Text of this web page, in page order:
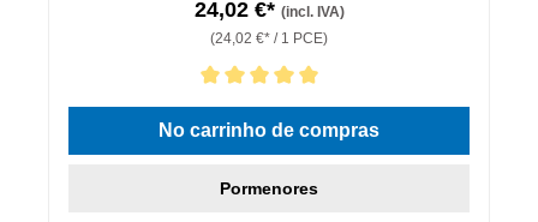
24,02 €* (incl. IVA)
(24,02 €* / 1 PCE)
Classificação média de 5 de 5 estrelas
No carrinho de compras
Pormenores